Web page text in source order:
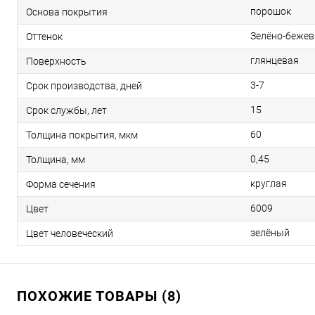
Основа покрытия порошок
Оттенок Зелёно-
Поверхность глянцевая
Срок производства, дней 3-7
Срок службы, лет 15
Толщина покрытия, мкм 60
Толщина, мм 0,45
Форма сечения круглая
Цвет 6009
Цвет человеческий зелёный
ПОХОЖИЕ ТОВАРЫ (8)